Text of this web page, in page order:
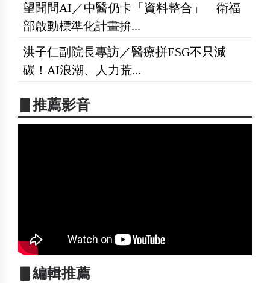
望聞問AI／中醫仍卡「資料整合」 衛福
部啟動標準化計畫拚...
洪子仁副院長專訪／醫療拼ESG不只減
碳！AI浪潮、人力荒...
▋推薦影音
▋編輯推薦